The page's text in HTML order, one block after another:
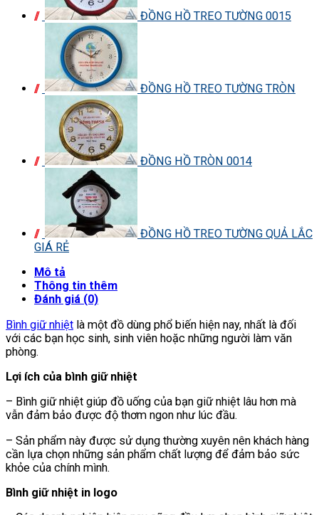
ĐỒNG HỒ TREO TƯỜNG 0015
ĐỒNG HỒ TREO TƯỜNG TRÒN
ĐỒNG HỒ TRÒN 0014
ĐỒNG HỒ TREO TƯỜNG QUẢ LẮC
GIÁ RẺ
Mô tả
Thông tin thêm
Đánh giá (0)
Bình giữ nhiệt là một đồ dùng phổ biến hiện nay, nhất là đối
với các bạn học sinh, sinh viên hoặc những người làm văn
phòng.
Lợi ích của bình giữ nhiệt
– Bình giữ nhiệt giúp đồ uống của bạn giữ nhiệt lâu hơn mà
vẫn đảm bảo được độ thơm ngon như lúc đầu.
– Sản phẩm này được sử dụng thường xuyên nên khách hàng
cần lựa chọn những sản phẩm chất lượng để đảm bảo sức
khỏe của chính mình.
Bình giữ nhiệt in logo